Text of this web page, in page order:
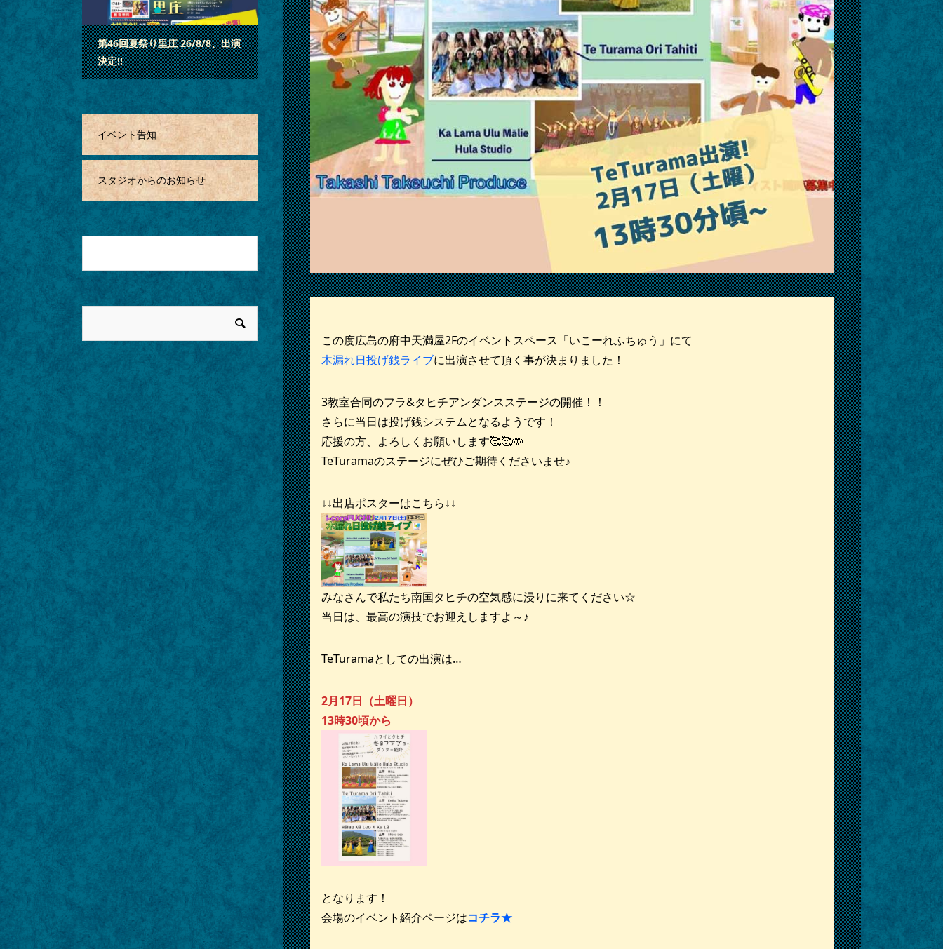
この度広島の府中天満屋2Fのイベントスペース「いこーれふちゅう」にて
木漏れ日投げ銭ライブに出演させて頂く事が決まりました！
3教室合同のフラ&タヒチアンダンスステージの開催！！
さらに当日は投げ銭システムとなるようです！
応援の方、よろしくお願いします🥰🥰🤲
TeTuramaのステージにぜひご期待くださいませ♪
↓↓出店ポスターはこちら↓↓
みなさんで私たち南国タヒチの空気感に浸りに来てください☆
当日は、最高の演技でお迎えしますよ～♪
TeTuramaとしての出演は…
2月17日（土曜日）
13時30頃から
となります！
会場のイベント紹介ページはコチラ★
フェスタ 2
‼
第46回夏祭り里庄 26/8/8、出演
決定‼
「蓮昌寺夏祭り」 26/7/18、出
演決定‼
おかやまハワ恋ビアフェスタ 2
6/7/12、出演決定‼
第46回夏祭り里庄 26/8/8、出演
決定‼
123
イベント告知
スタジオからのお知らせ